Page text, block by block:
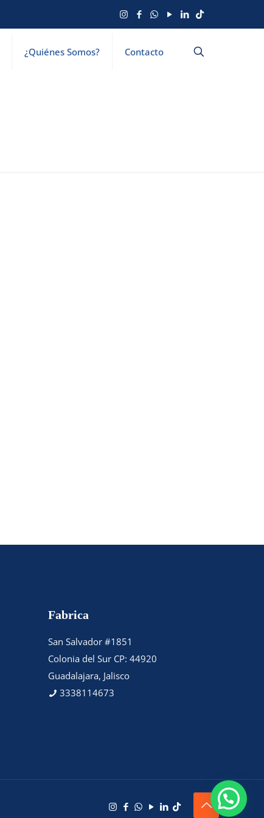
¿Quiénes Somos? Contacto
Fabrica
San Salvador #1851
Colonia del Sur CP: 44920
Guadalajara, Jalisco
3338114673